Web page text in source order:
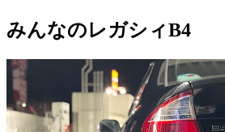
みんなのレガシィB4